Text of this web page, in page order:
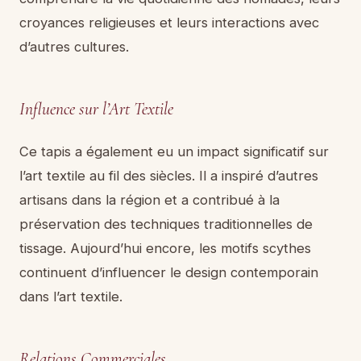
croyances religieuses et leurs interactions avec
d’autres cultures.
Influence sur l’Art Textile
Ce tapis a également eu un impact significatif sur
l’art textile au fil des siècles. Il a inspiré d’autres
artisans dans la région et a contribué à la
préservation des techniques traditionnelles de
tissage. Aujourd’hui encore, les motifs scythes
continuent d’influencer le design contemporain
dans l’art textile.